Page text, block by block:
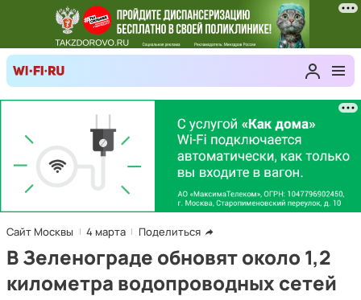
Сайт Москвы 4 марта Поделиться
В Зеленограде обновят около 1,2
километра водопроводных сетей